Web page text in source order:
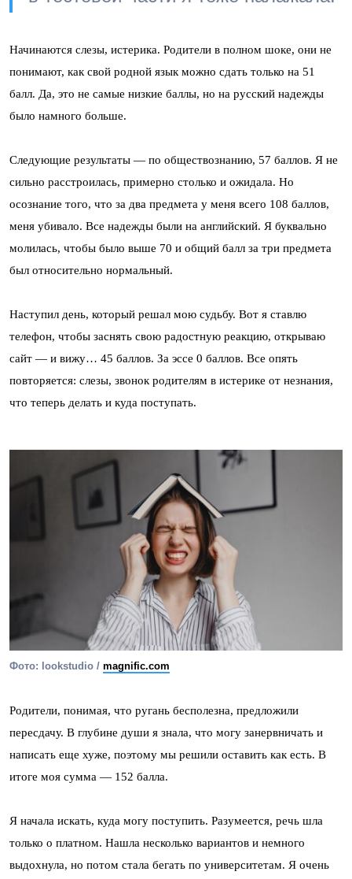
Начинаются слезы, истерика. Родители в полном шоке, они не
понимают, как свой родной язык можно сдать только на 51
балл. Да, это не самые низкие баллы, но на русский надежды
было намного больше.
Следующие результаты — по обществознанию, 57 баллов. Я не
сильно расстроилась, примерно столько и ожидала. Но
осознание того, что за два предмета у меня всего 108 баллов,
меня убивало. Все надежды были на английский. Я буквально
молилась, чтобы было выше 70 и общий балл за три предмета
был относительно нормальный.
Наступил день, который решал мою судьбу. Вот я ставлю
телефон, чтобы заснять свою радостную реакцию, открываю
сайт — и вижу… 45 баллов. За эссе 0 баллов. Все опять
повторяется: слезы, звонок родителям в истерике от незнания,
что теперь делать и куда поступать.
Фото: lookstudio / magnific.com
Родители, понимая, что ругань бесполезна, предложили
пересдачу. В глубине души я знала, что могу занервничать и
написать еще хуже, поэтому мы решили оставить как есть. В
итоге моя сумма — 152 балла.
Я начала искать, куда могу поступить. Разумеется, речь шла
только о платном. Нашла несколько вариантов и немного
выдохнула, но потом стала бегать по университетам. Я очень